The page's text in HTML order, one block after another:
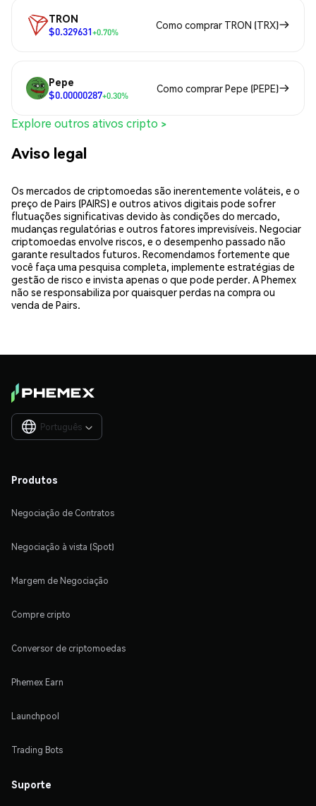
TRON
$0.329631+0.70%
Como comprar TRON (TRX)
Pepe
$0.00000287+0.30%
Como comprar Pepe (PEPE)
Explore outros ativos cripto >
Aviso legal
Os mercados de criptomoedas são inerentemente voláteis, e o
preço de Pairs (PAIRS) e outros ativos digitais pode sofrer
flutuações significativas devido às condições do mercado,
mudanças regulatórias e outros fatores imprevisíveis. Negociar
criptomoedas envolve riscos, e o desempenho passado não
garante resultados futuros. Recomendamos fortemente que
você faça uma pesquisa completa, implemente estratégias de
gestão de risco e invista apenas o que pode perder. A Phemex
não se responsabiliza por quaisquer perdas na compra ou
venda de Pairs.
Português 
Produtos
Negociação de Contratos
Negociação à vista (Spot)
Margem de Negociação
Compre cripto
Conversor de criptomoedas
Phemex Earn
Launchpool
Trading Bots
Suporte